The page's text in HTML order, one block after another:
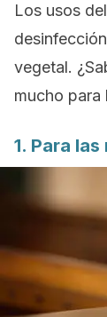
Los usos
vegetal.
mucho para
1. Para